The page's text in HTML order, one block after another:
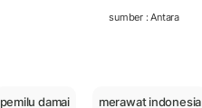
sumber : Antara
pemilu damai merawat indonesia